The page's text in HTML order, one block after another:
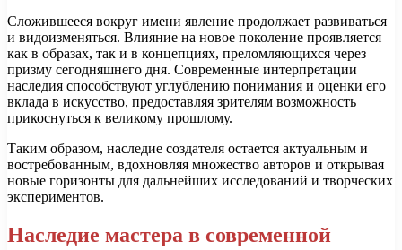
Сложившееся вокруг имени явление продолжает развиваться
и видоизменяться. Влияние на новое поколение проявляется
как в образах, так и в концепциях, преломляющихся через
призму сегодняшнего дня. Современные интерпретации
наследия способствуют углублению понимания и оценки его
вклада в искусство, предоставляя зрителям возможность
прикоснуться к великому прошлому.
Таким образом, наследие создателя остается актуальным и
востребованным, вдохновляя множество авторов и открывая
новые горизонты для дальнейших исследований и творческих
экспериментов.
Наследие мастера в современной